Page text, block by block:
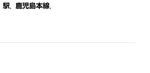
駅 鹿児島本線